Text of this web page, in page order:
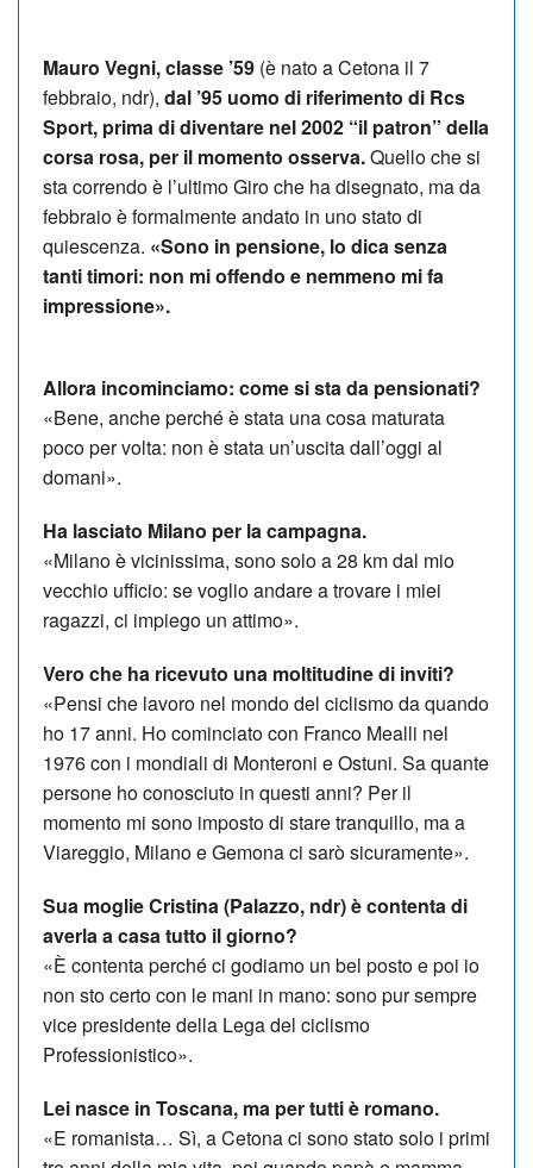
Mauro Vegni, classe ’59 (è nato a Cetona il 7
febbraio, ndr), dal ’95 uomo di riferimento di Rcs
Sport, prima di diventare nel 2002 “il patron” della
corsa rosa, per il momento osserva.Quello che si
sta correndo è l’ultimo Giro che ha disegnato, ma da
febbraio è formalmente andato in uno stato di
quiescenza. «Sono in pensione, lo dica senza
tanti timori: non mi offendo e nemmeno mi fa
impressione».
Allora incominciamo: come si sta da pensionati?
«Bene, anche perché è stata una cosa maturata
poco per volta: non è stata un’uscita dall’oggi al
domani».
Ha lasciato Milano per la campagna.
«Milano è vicinissima, sono solo a 28 km dal mio
vecchio ufficio: se voglio andare a trovare i miei
ragazzi, ci impiego un attimo».
Vero che ha ricevuto una moltitudine di inviti?
«Pensi che lavoro nel mondo del ciclismo da quando
ho 17 anni. Ho cominciato con Franco Mealli nel
1976 con i mondiali di Monteroni e Ostuni. Sa quante
persone ho conosciuto in questi anni? Per il
momento mi sono imposto di stare tranquillo, ma a
Viareggio, Milano e Gemona ci sarò sicuramente».
Sua moglie Cristina (Palazzo, ndr) è contenta di
averla a casa tutto il giorno?
«È contenta perché ci godiamo un bel posto e poi io
non sto certo con le mani in mano: sono pur sempre
vice presidente della Lega del ciclismo
Professionistico».
Lei nasce in Toscana, ma per tutti è romano.
«E romanista… Sì, a Cetona ci sono stato solo i primi